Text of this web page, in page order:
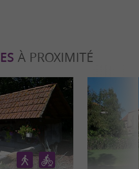
À PROXIMITÉ